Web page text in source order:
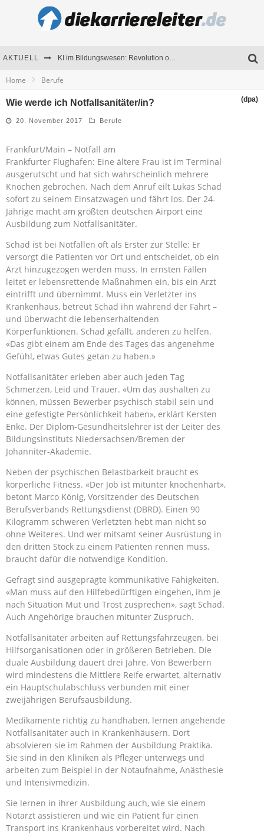
AKTUELL KI im Bildungswesen: Revolution oder Risiko für Schulen und Universitäten?
Home Berufe
Wie werde ich Notfallsanitäter/in? (dpa)
20. November 2017 Berufe
Frankfurt/Main – Notfall am
Frankfurter Flughafen: Eine ältere Frau ist im Terminal
ausgerutscht und hat sich wahrscheinlich mehrere
Knochen gebrochen. Nach dem Anruf eilt Lukas Schad
sofort zu seinem Einsatzwagen und fährt los. Der 24-
Jährige macht am größten deutschen Airport eine
Ausbildung zum Notfallsanitäter.
Schad ist bei Notfällen oft als Erster zur Stelle: Er
versorgt die Patienten vor Ort und entscheidet, ob ein
Arzt hinzugezogen werden muss. In ernsten Fällen
leitet er lebensrettende Maßnahmen ein, bis ein Arzt
eintrifft und übernimmt. Muss ein Verletzter ins
Krankenhaus, betreut Schad ihn während der Fahrt –
und überwacht die lebenserhaltenden
Körperfunktionen. Schad gefällt, anderen zu helfen.
«Das gibt einem am Ende des Tages das angenehme
Gefühl, etwas Gutes getan zu haben.»
Notfallsanitäter erleben aber auch jeden Tag
Schmerzen, Leid und Trauer. «Um das aushalten zu
können, müssen Bewerber psychisch stabil sein und
eine gefestigte Persönlichkeit haben», erklärt Kersten
Enke. Der Diplom-Gesundheitslehrer ist der Leiter des
Bildungsinstituts Niedersachsen/Bremen der
Johanniter-Akademie.
Neben der psychischen Belastbarkeit braucht es
körperliche Fitness. «Der Job ist mitunter knochenhart»,
betont Marco König, Vorsitzender des Deutschen
Berufsverbands Rettungsdienst (DBRD). Einen 90
Kilogramm schweren Verletzten hebt man nicht so
ohne Weiteres. Und wer mitsamt seiner Ausrüstung in
den dritten Stock zu einem Patienten rennen muss,
braucht dafür die notwendige Kondition.
Gefragt sind ausgeprägte kommunikative Fähigkeiten.
«Man muss auf den Hilfebedürftigen eingehen, ihm je
nach Situation Mut und Trost zusprechen», sagt Schad.
Auch Angehörige brauchen mitunter Zuspruch.
Notfallsanitäter arbeiten auf Rettungsfahrzeugen, bei
Hilfsorganisationen oder in größeren Betrieben. Die
duale Ausbildung dauert drei Jahre. Von Bewerbern
wird mindestens die Mittlere Reife erwartet, alternativ
ein Hauptschulabschluss verbunden mit einer
zweijährigen Berufsausbildung.
Medikamente richtig zu handhaben, lernen angehende
Notfallsanitäter auch in Krankenhäusern. Dort
absolvieren sie im Rahmen der Ausbildung Praktika.
Sie sind in den Kliniken als Pfleger unterwegs und
arbeiten zum Beispiel in der Notaufnahme, Anästhesie
und Intensivmedizin.
Sie lernen in ihrer Ausbildung auch, wie sie einem
Notarzt assistieren und wie ein Patient für einen
Transport ins Krankenhaus vorbereitet wird. Nach